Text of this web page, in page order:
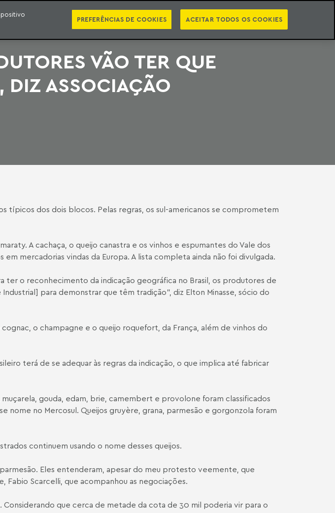
EBOOKS PODCASTS NEWSLETTER VIDEOCASTS PT EN CATEGORIAS
VÃO TER QUE
DIZ ASSOCIAÇÃO
típicos dos dois blocos. Pelas regras, os sul-americanos se comprometem
A cachaça, o queijo canastra e os vinhos e espumantes do Vale dos
mercadorias vindas da Europa. A lista completa ainda não foi divulgada.
ter o reconhecimento da indicação geográfica no Brasil, os produtores de
para demonstrar que têm tradição”, diz Elton Minasse, sócio do
o champagne e o queijo roquefort, da França, além de vinhos do
terá de se adequar às regras da indicação, o que implica até fabricar
gouda, edam, brie, camembert e provolone foram classificados
no Mercosul. Queijos gruyère, grana, parmesão e gorgonzola foram
continuem usando o nome desses queijos.
Eles entenderam, apesar do meu protesto veemente, que
Fabio Scarcelli, que acompanhou as negociações.
que cerca de metade da cota de 30 mil poderia vir para o
PREFERÊNCIAS DE COOKIES ACEITAR TODOS OS COOKIES